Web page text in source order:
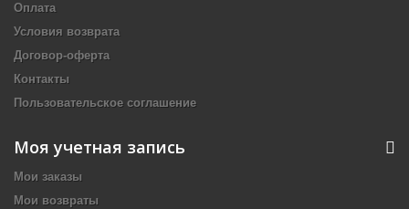
Оплата
Условия возврата
Договор-оферта
Контакты
Пользовательское соглашение
Моя учетная запись
Мои заказы
Мои возвраты